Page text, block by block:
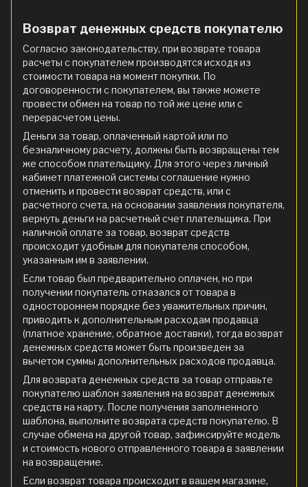
Возврат денежных средств покупателю
Согласно законодательству, при возврате товара
расчеты с покупателем производятся исходя из
стоимости товара на момент покупки. По
договоренности с покупателем, вы также можете
провести обмен на товар по той же цене или с
перерасчетом цены.
Деньги за товар, оплаченный картой или по
безналичному расчету, должны быть возвращены тем
же способом плательщику. Для этого через личный
кабинет платежной системы соглашение нужно
отменить и провести возврат средств, или с
расчетного счета, на основании заявления покупателя,
вернуть деньги на расчетный счет плательщика. При
наличной оплате за товар, возврат средств
происходит удобным для покупателя способом,
указанным им в заявлении.
Если товар был предварительно оплачен, но при
получении покупатель отказался от товара в
одностороннем порядке без уважительных причин,
приводить к дополнительным расходам продавца
(платное хранение, обратное доставки), тогда возврат
денежных средств может быть произведен за
вычетом суммы дополнительных расходов продавца.
Для возврата денежных средств за товар отправьте
покупателю шаблон заявления на возврат денежных
средств на карту. После получения заполненного
шаблона, выполните возврата средств покупателю. В
случае обмена на другой товар, зафиксируйте модель
и стоимость нового отправленного товара в заявлении
на возвращение.
Если возврат товара происходит в вашем магазине,